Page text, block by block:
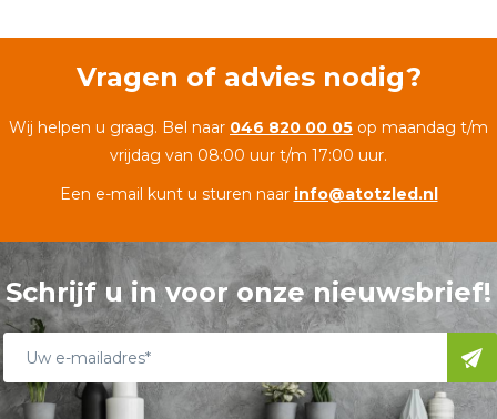
Vragen of advies nodig?
Wij helpen u graag. Bel naar 046 820 00 05 op maandag t/m
vrijdag van 08:00 uur t/m 17:00 uur.
Een e-mail kunt u sturen naar info@atotzled.nl
Schrijf u in voor onze nieuwsbrief!